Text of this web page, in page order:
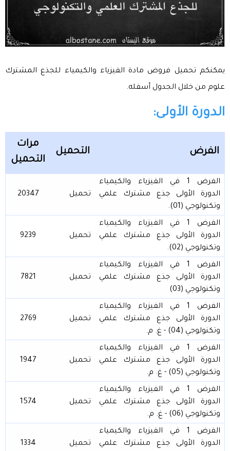
يمكنكم تحميل فروض مادة الفيزياء والكيمياء للجذع المشترك
علوم من خلال الجدول أسفله.
الدورة الأولى:
الفرض التحميل
مرات
التحميل
الفرض 1 في الفيزياء والكيمياء
الدورة الأولى جذع مشترك علمي
وتكنولوجي (01).
تحميل 20347
الفرض 1 في الفيزياء والكيمياء
الدورة الأولى جذع مشترك علمي
وتكنولوجي (02).
تحميل 9239
الفرض 1 في الفيزياء والكيمياء
الدورة الأولى جذع مشترك علمي
وتكنولوجي (03)
تحميل 7821
الفرض 1 في الفيزياء والكيمياء
الدورة الأولى جذع مشترك علمي
وتكنولوجي (04) - غ. م.
تحميل 2769
الفرض 1 في الفيزياء والكيمياء
الدورة الأولى جذع مشترك علمي
وتكنولوجي (05) - غ. م.
تحميل 1947
الفرض 1 في الفيزياء والكيمياء
الدورة الأولى جذع مشترك علمي
وتكنولوجي (06) - غ. م.
تحميل 1574
الفرض 1 في الفيزياء والكيمياء
الدورة الأولى جذع مشترك علمي
تحميل 1334